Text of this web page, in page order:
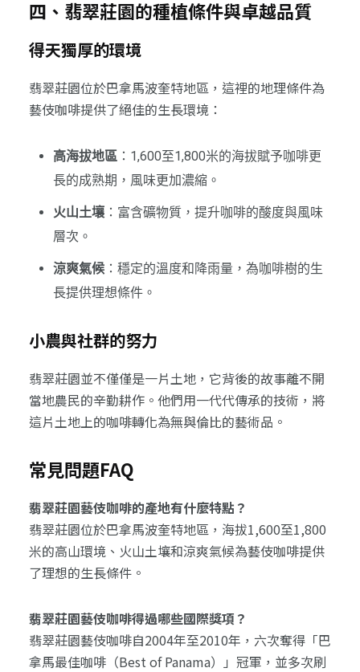
四、翡翠莊園的種植條件與卓越品質
得天獨厚的環境
翡翠莊園位於巴拿馬波奎特地區，這裡的地理條件為
藝伎咖啡提供了絕佳的生長環境：
高海拔地區 ：1,600至1,800米的海拔賦予咖啡更
長的成熟期，風味更加濃縮。
火山土壤：富含礦物質，提升咖啡的酸度與風味
層次。
涼爽氣候：穩定的溫度和降雨量，為咖啡樹的生
長提供理想條件。
小農與社群的努力
翡翠莊園並不僅僅是一片土地，它背後的故事離不開
當地農民的辛勤耕作。他們用一代代傳承的技術，將
這片土地上的咖啡轉化為無與倫比的藝術品。
常見問題FAQ
翡翠莊園藝伎咖啡的產地有什麼特點？
翡翠莊園位於巴拿馬波奎特地區，海拔1,600至1,800
米的高山環境、火山土壤和涼爽氣候為藝伎咖啡提供
了理想的生長條件。
翡翠莊園藝伎咖啡得過哪些國際獎項？
翡翠莊園藝伎咖啡自2004年至2010年，六次奪得「巴
拿馬最佳咖啡（Best of Panama）」冠軍，並多次刷